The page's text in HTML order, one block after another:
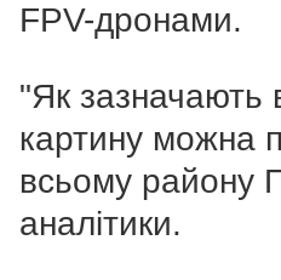
FPV-дронами.
"Як зазначають
картину можна
всьому району
аналітики.